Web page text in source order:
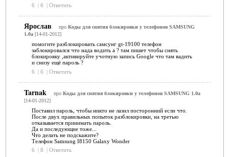
6
| 6 | Ответить
Ярослав про Коды для снятия блокировки у телефонов SAMSUNG
1.0a[14-01-2012]
помогите разблокировать самсунг gt-19100 телефон
заблокировался что нада водить а ? там пишет чтобы снять
блокировку ,активируйте учотную запись Google что там вадить
и снизу ещё пароль ?
6
| 6 | Ответить
Tarnak про Коды для снятия блокировки у телефонов SAMSUNG 1.0a
[14-01-2012]
Поставил пароль, чтобы никто не лазил посторонний если что.
После двух правильных попыток разблокировки, на третью
отказывается принимать пароль.
Да и последующие тоже...
Что делать не подскажите?
Телефон Samsung I8150 Galaxy Wonder
6
| 8 | Ответить